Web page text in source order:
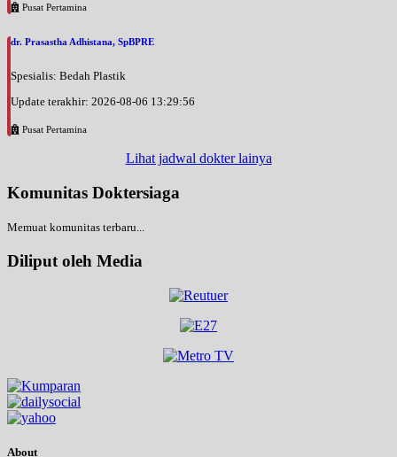
Pusat Pertamina
dr. Prasastha Adhistana, SpBPRE
Spesialis: Bedah Plastik
Update terakhir: 2026-08-06 13:29:56
Pusat Pertamina
Lihat jadwal dokter lainya
Komunitas Doktersiaga
Memuat komunitas terbaru...
Diliput oleh Media
About